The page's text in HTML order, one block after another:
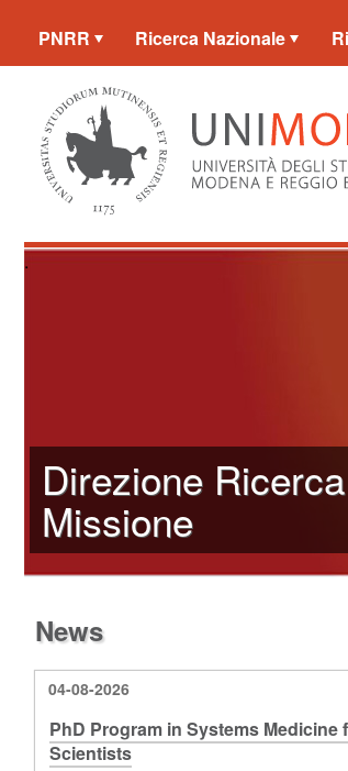
PNRR Ricerca Nazionale
.
Direzione
Missione
News
04-08-2026
PhD Program in Systems Medicine
Scientists